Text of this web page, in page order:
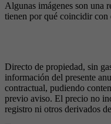
Algunas imágenes son una
tienen por qué coincidir
Directo de propiedad, sin
información del presente
contractual, pudiendo
previo aviso. El precio no
registro ni otros derivados